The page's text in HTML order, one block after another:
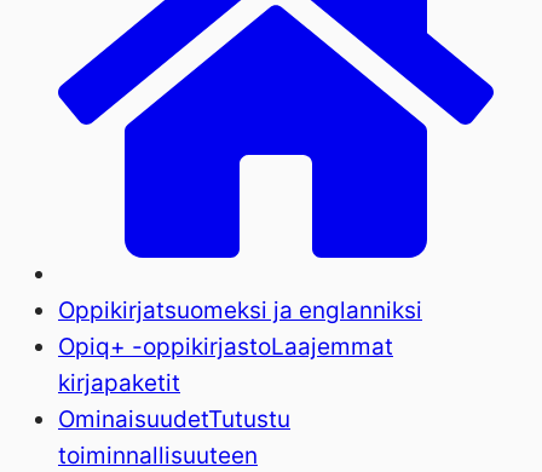
Oppikirjatsuomeksi ja englanniksi
Opiq+ -oppikirjastoLaajemmat
kirjapaketit
OminaisuudetTutustu
toiminnallisuuteen